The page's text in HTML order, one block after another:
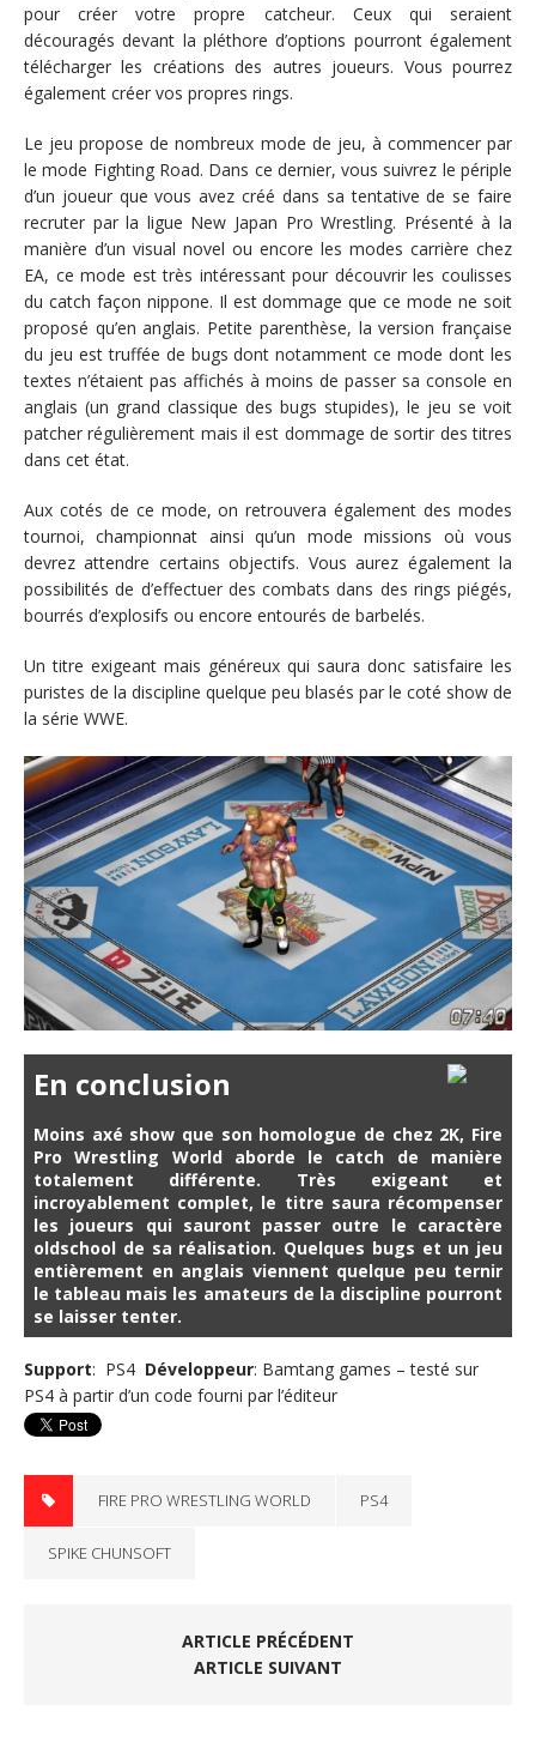
pour créer votre propre catcheur. Ceux qui seraient
découragés devant la pléthore d’options pourront également
télécharger les créations des autres joueurs. Vous pourrez
également créer vos propres rings.
Le jeu propose de nombreux mode de jeu, à commencer par
le mode Fighting Road. Dans ce dernier, vous suivrez le périple
d’un joueur que vous avez créé dans sa tentative de se faire
recruter par la ligue New Japan Pro Wrestling. Présenté à la
manière d’un visual novel ou encore les modes carrière chez
EA, ce mode est très intéressant pour découvrir les coulisses
du catch façon nippone. Il est dommage que ce mode ne soit
proposé qu’en anglais. Petite parenthèse, la version française
du jeu est truffée de bugs dont notamment ce mode dont les
textes n’étaient pas affichés à moins de passer sa console en
anglais (un grand classique des bugs stupides), le jeu se voit
patcher régulièrement mais il est dommage de sortir des titres
dans cet état.
Aux cotés de ce mode, on retrouvera également des modes
tournoi, championnat ainsi qu’un mode missions où vous
devrez attendre certains objectifs. Vous aurez également la
possibilités de d’effectuer des combats dans des rings piégés,
bourrés d’explosifs ou encore entourés de barbelés.
Un titre exigeant mais généreux qui saura donc satisfaire les
puristes de la discipline quelque peu blasés par le coté show de
la série WWE.
En conclusion
Moins axé show que son homologue de chez 2K, Fire
Pro Wrestling World aborde le catch de manière
totalement différente. Très exigeant et
incroyablement complet, le titre saura récompenser
les joueurs qui sauront passer outre le caractère
oldschool de sa réalisation. Quelques bugs et un jeu
entièrement en anglais viennent quelque peu ternir
le tableau mais les amateurs de la discipline pourront
se laisser tenter.
Support: PS4 Développeur: Bamtang games – testé sur
PS4 à partir d’un code fourni par l’éditeur
FIRE PRO WRESTLING WORLD PS4
SPIKE CHUNSOFT
ARTICLE PRÉCÉDENT
ARTICLE SUIVANT